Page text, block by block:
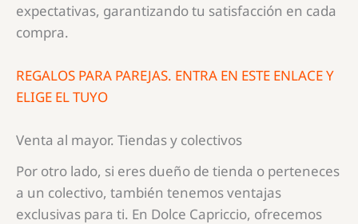
expectativas, garantizando tu satisfacción en cada
compra.
REGALOS PARA PAREJAS. ENTRA EN ESTE ENLACE Y
ELIGE EL TUYO
Venta al mayor. Tiendas y colectivos
Por otro lado, si eres dueño de tienda o perteneces
a un colectivo, también tenemos ventajas
exclusivas para ti. En Dolce Capriccio, ofrecemos